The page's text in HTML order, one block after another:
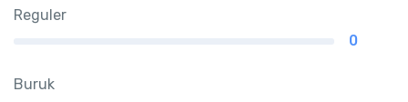
Reguler
0
Buruk